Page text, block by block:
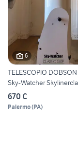
6
TELESCOPIO
Sky-Watcher
670 €
Palermo(PA)